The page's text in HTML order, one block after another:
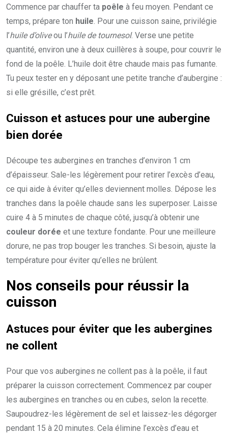
Commence par chauffer ta poêle à feu moyen. Pendant ce
temps, prépare ton huile. Pour une cuisson saine, privilégie
l’huile d’oliveou l’huile de tournesol. Verse une petite
quantité, environ une à deux cuillères à soupe, pour couvrir le
fond de la poêle. L’huile doit être chaude mais pas fumante.
Tu peux tester en y déposant une petite tranche d’aubergine :
si elle grésille, c’est prêt.
Cuisson et astuces pour une aubergine
bien dorée
Découpe tes aubergines en tranches d’environ 1 cm
d’épaisseur. Sale-les légèrement pour retirer l’excès d’eau,
ce qui aide à éviter qu’elles deviennent molles. Dépose les
tranches dans la poêle chaude sans les superposer. Laisse
cuire 4 à 5 minutes de chaque côté, jusqu’à obtenir une
couleur dorée et une texture fondante. Pour une meilleure
dorure, ne pas trop bouger les tranches. Si besoin, ajuste la
température pour éviter qu’elles ne brûlent.
Nos conseils pour réussir la
cuisson
Astuces pour éviter que les aubergines
ne collent
Pour que vos aubergines ne collent pas à la poêle, il faut
préparer la cuisson correctement. Commencez par couper
les aubergines en tranches ou en cubes, selon la recette.
Saupoudrez-les légèrement de sel et laissez-les dégorger
pendant 15 à 20 minutes. Cela élimine l’excès d’eau et